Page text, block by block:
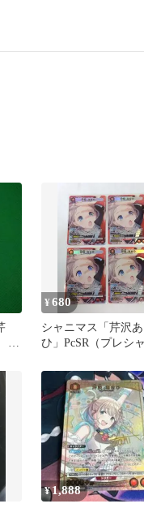
¥680
シャニマス「芹沢あ
ひ」PcSR（プレシャ
¥1,888